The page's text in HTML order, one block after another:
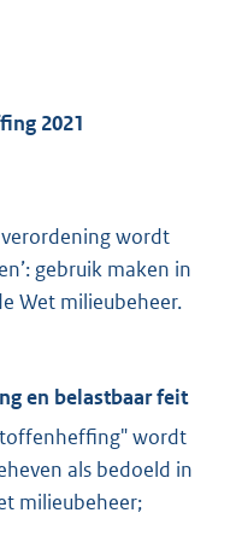
2021
wordt
gebruik maken in
Wet milieubeheer.
en belastbaar feit
wordt
als bedoeld in
milieubeheer;